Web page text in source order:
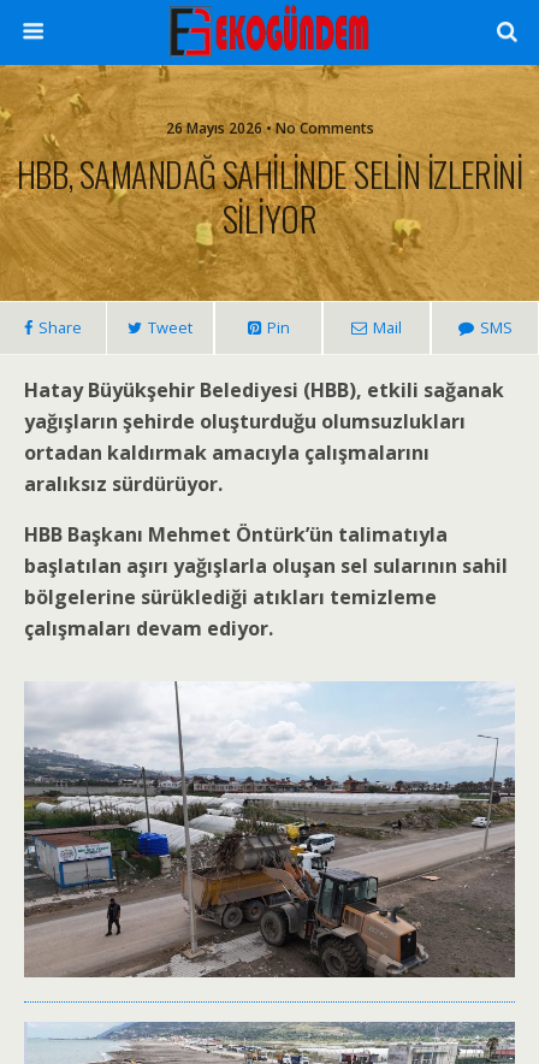
26 Mayıs 2026 • No Comments
HBB, SAMANDAĞ SAHİLİNDE SELİN İZLERİNİ
SİLİYOR
Share Tweet Pin Mail SMS
Hatay Büyükşehir Belediyesi (HBB), etkili sağanak
yağışların şehirde oluşturduğu olumsuzlukları
ortadan kaldırmak amacıyla çalışmalarını
aralıksız sürdürüyor.
HBB Başkanı Mehmet Öntürk’ün talimatıyla
başlatılan aşırı yağışlarla oluşan sel sularının sahil
bölgelerine sürüklediği atıkları temizleme
çalışmaları devam ediyor.